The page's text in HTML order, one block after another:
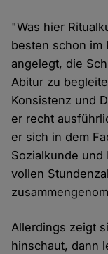
"Was hier
besten schon im
angelegt, die
Abitur zu
Konsistenz und
er recht
er sich in dem
Sozialkunde
vollen
Allerdings zeigt
hinschaut, dann